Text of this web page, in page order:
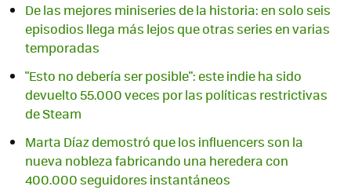
De las mejores miniseries de la historia: en solo seis
episodios llega más lejos que otras series en varias
temporadas
"Esto no debería ser posible": este indie ha sido
devuelto 55.000 veces por las políticas restrictivas
de Steam
Marta Díaz demostró que los influencers son la
nueva nobleza fabricando una heredera con
400.000 seguidores instantáneos